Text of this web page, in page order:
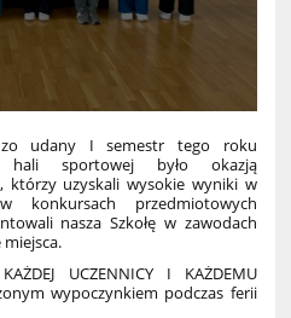
udany I semestr tego roku
hali sportowej było okazją
którzy uzyskali wysokie wyniki w
konkursach przedmiotowych
nasza Szkołę w zawodach
KAŻDEJ UCZENNICY I KAŻDEMU
wypoczynkiem podczas ferii